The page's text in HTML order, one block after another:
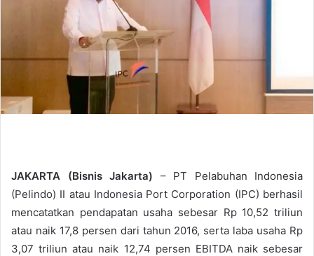
JAKARTA (Bisnis Jakarta) – PT Pelabuhan Indonesia
(Pelindo) II atau Indonesia Port Corporation (IPC) berhasil
mencatatkan pendapatan usaha sebesar Rp 10,52 triliun
atau naik 17,8 persen dari tahun 2016, serta laba usaha Rp
3,07 triliun atau naik 12,74 persen EBITDA naik sebesar